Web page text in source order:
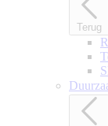
Terug